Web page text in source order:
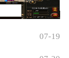
07-19